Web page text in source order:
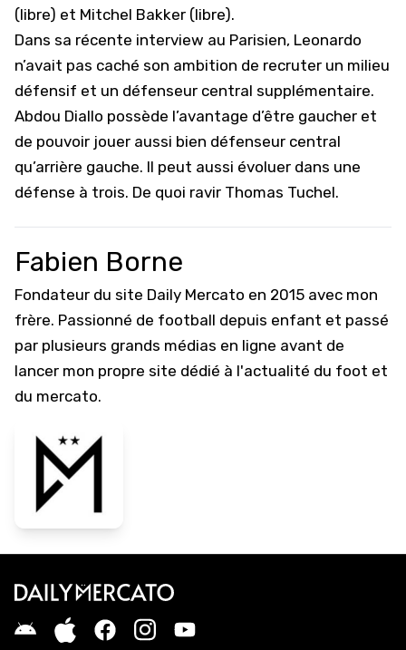
(libre) et Mitchel Bakker (libre).
Dans sa récente interview au Parisien, Leonardo
n’avait pas caché son ambition de recruter un milieu
défensif et un défenseur central supplémentaire.
Abdou Diallo possède l’avantage d’être gaucher et
de pouvoir jouer aussi bien défenseur central
qu’arrière gauche. Il peut aussi évoluer dans une
défense à trois. De quoi ravir Thomas Tuchel.
Fabien Borne
Fondateur du site Daily Mercato en 2015 avec mon
frère. Passionné de football depuis enfant et passé
par plusieurs grands médias en ligne avant de
lancer mon propre site dédié à l'actualité du foot et
du mercato.